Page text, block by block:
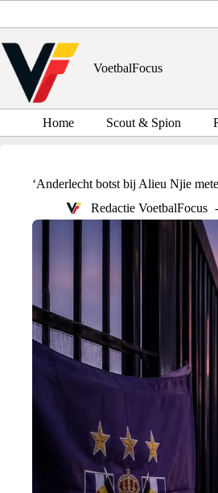
inhoud
VoetbalFocus
Home Scout & Spion
‘Anderlecht botst bij Alieu Njie
Redactie VoetbalFocus